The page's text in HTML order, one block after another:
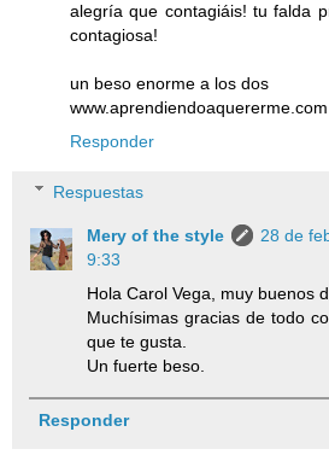
alegría que contagiáis! tu falda
contagiosa!
un beso enorme a los dos
www.aprendiendoaquererme.com
Responder
Respuestas
Mery of the style
28 de
9:33
Hola Carol Vega, muy buenos
Muchísimas gracias de todo
que te gusta.
Un fuerte beso.
Responder